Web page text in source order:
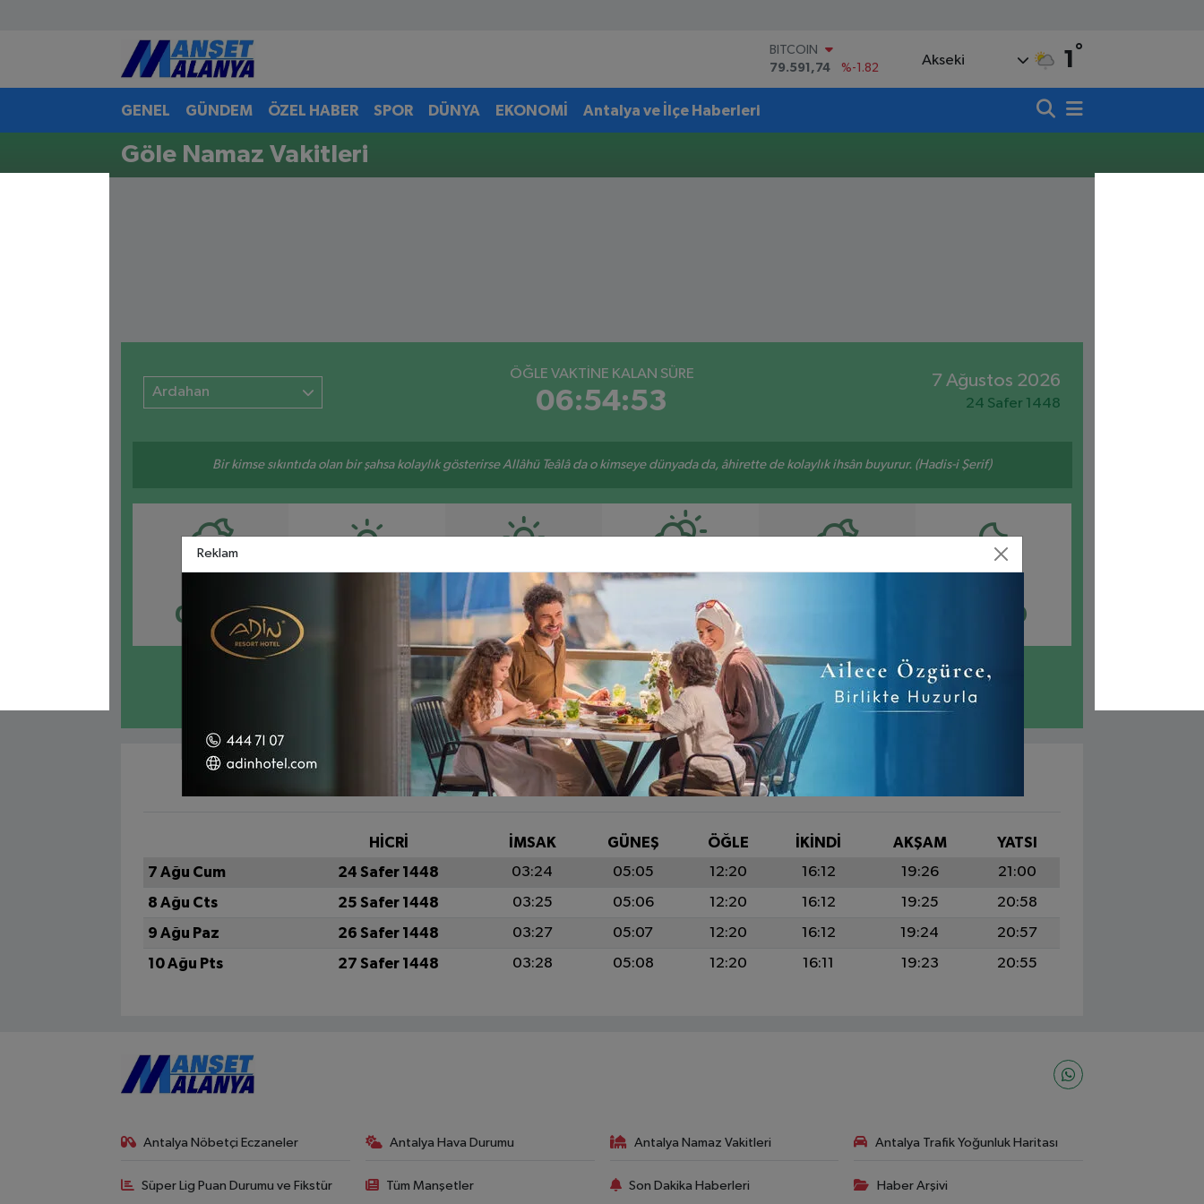
BITCOIN
79.591,74
%-1.82
DOLAR
61,60380
%0.18
Akseki 1 °
GENEL GÜNDEM ÖZEL HABER SPOR DÜNYA EKONOMİ Antalya ve İlçe Haberleri
Göle Namaz Vakitleri
Ardahan
ÖĞLE VAKTİNE KALAN SÜRE
06:54:53
7 Ağustos 2026
24 Safer 1448
Bir kimse sıkıntıda olan bir şahsa kolaylık gösterirse Allâhü Teâlâ da o kimseye dünyada da, âhirette de kolaylık ihsân buyurur. (Hadis-i Şerif)
03:24 05:05
ÖĞLE
12:20
İKINDI
16:12 21:00
Çıldır Damal Göle Hanak Posof
GÖLE AYLIK NAMAZ VAKITLERI
HİCRİ İMSAK GÜNEŞ ÖĞLE İKINDI AKŞAM
YATSI
7 Ağu Cum
24 Safer 1448 03:24 05:05 12:20 16:12 19:26
21:00
8 Ağu Cts
25 Safer 1448 03:25 05:06 12:20 16:12 19:25
20:58
9 Ağu Paz
26 Safer 1448 03:27 05:07 12:20 16:12 19:24
20:57
10 Ağu Pts
27 Safer 1448 03:28 05:08 12:20 16:11 19:23 20:55
Antalya Nöbetçi Eczaneler Antalya Hava Durumu Antalya Namaz Vakitleri Antalya Trafik Yoğunluk Haritası
Süper Lig Puan Durumu ve Fikstür Tüm Manşetler Son Dakika Haberleri Haber Arşivi
Antalya Nöbetçi Eczaneler
Antalya Hava Durumu
Antalya Namaz Vakitleri
Son Dakika Haberleri
Reklam